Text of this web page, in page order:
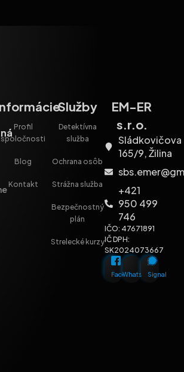
Profil
spoločnosti
Blog
Kontakt
Služby
Detektívna
služba
Ochrana osôb
Strážna služba
Bezpečnostný
plán
Strelecké kurzy
EM-ER
s.r.o.
Sládkovičova
165/9, Žilina
+421
950 499
746
IČO: 47671891
IČ DPH:
SK2024073667
Facebook
WhatsappSignal